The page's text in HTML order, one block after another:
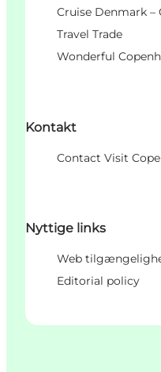
Cruise Denmark –
Travel Trade
Wonderful
Kontakt
Contact Visit
Nyttige links
Web
Editorial policy